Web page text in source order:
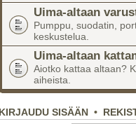
Uima-altaan
Pumppu, suodatin,
keskustelua.
Uima-altaan
Aiotko kattaa altaan?
aiheista.
KIRJAUDU SISÄÄN •